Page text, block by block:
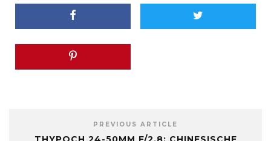
PREVIOUS ARTICLE